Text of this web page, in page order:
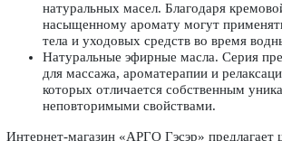
натуральных масел. Благодаря
насыщенному аромату могут
тела и уходовых средств во время
Натуральные эфирные масла. Серия
для массажа, ароматерапии и
которых отличается собственным
неповторимыми свойствами.
Интернет-магазин «АРГО Гэсэр»